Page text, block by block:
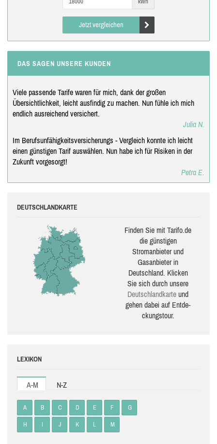
Jetzt vergleichen
DAS SAGEN UNSERE KUNDEN
Viele passende Tarife waren für mich, dank der großen
Übersichtlichkeit, leicht ausfindig zu machen. Nun fühle ich mich
endlich ausreichend versichert.
Julia N.
Im Berufsunfähigkeitsversicherungs - Vergleich konnte ich leicht
einen günstigen Tarif auswählen. Nun habe ich für Risiken in der
Zukunft vorgesorgt!
Petra E.
DEUTSCHLANDKARTE
Finden Sie mit Tarifo.de
die güns­ti­gen
Stromanbieter und
Gasanbieter in
Deutschland. Klicken
Sie sich durch unsere
Deutsch­land­karte und
gehen dabei auf Ent­de­
ckungs­tour.
LEXIKON
A-M N-Z
A B C D E F G
H I J K L M